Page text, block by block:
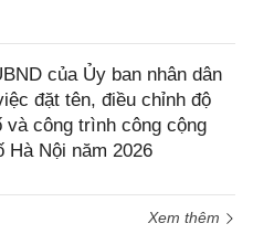
của Ủy ban nhân dân
đặt tên, điều chỉnh độ
công trình công cộng
Hà Nội năm 2026
Xem thêm